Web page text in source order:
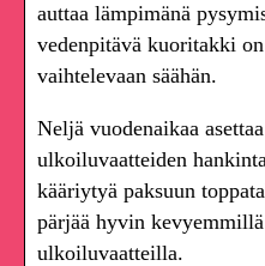
auttaa lämpimänä
vedenpitävä kuoritakki
vaihtelevaan säähän.
Neljä vuodenaikaa asettaa
ulkoiluvaatteiden
kääriytyä paksuun
pärjää hyvin
ulkoiluvaatteilla.